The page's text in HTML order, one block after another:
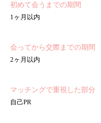
初めて会うまでの期間
1ヶ月以内
会ってから交際までの期間
2ヶ月以内
マッチングで重視した部分
自己PR